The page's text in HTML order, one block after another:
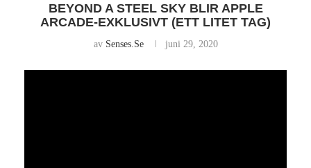
BEYOND A STEEL SKY BLIR APPLE
ARCADE-EXKLUSIVT (ETT LITET TAG)
av Senses.se juni 29, 2020